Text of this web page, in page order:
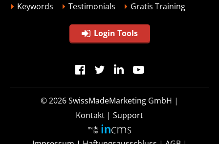
Keywords Testimonials Gratis Training
Login Tools
© 2026SwissMadeMarketing GmbH |
Kontakt | Support